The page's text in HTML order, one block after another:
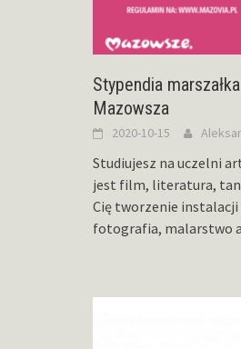
Stypendia
Mazowsza
2020-10-15
Studiujesz na uczelni
jest film, literatura,
Cię tworzenie instalacji
fotografia, malarstwo